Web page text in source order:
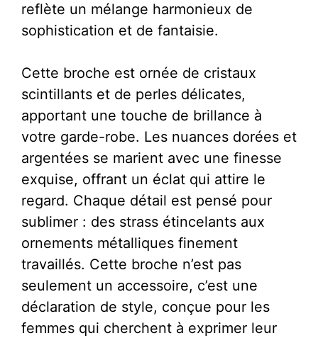
reflète un mélange harmonieux de
sophistication et de fantaisie.
Cette broche est ornée de cristaux
scintillants et de perles délicates,
apportant une touche de brillance à
votre garde-robe. Les nuances dorées et
argentées se marient avec une finesse
exquise, offrant un éclat qui attire le
regard. Chaque détail est pensé pour
sublimer : des strass étincelants aux
ornements métalliques finement
travaillés. Cette broche n’est pas
seulement un accessoire, c’est une
déclaration de style, conçue pour les
femmes qui cherchent à exprimer leur